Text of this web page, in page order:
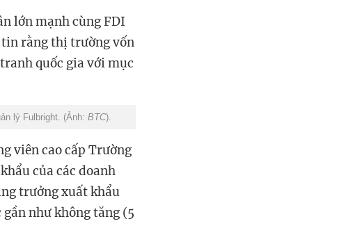
lớn mạnh cùng FDI
tin rằng thị trường vốn
quốc gia với mục
lý Fulbright. (Ảnh: BTC).
viên cao cấp Trường
của các doanh
trưởng xuất khẩu
như không tăng (5